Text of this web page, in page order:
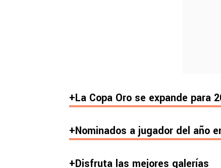
+La Copa Oro se expande para
+Nominados a jugador del año
+Disfruta las mejores galerías